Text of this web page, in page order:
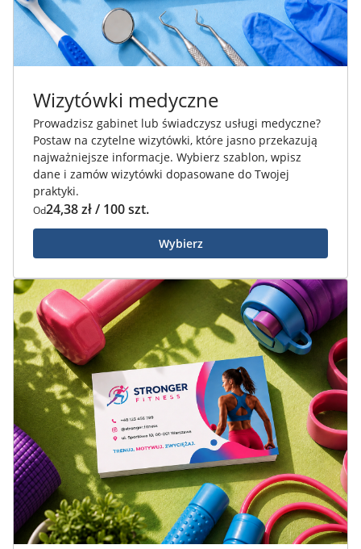
Wizytówki medyczne
Prowadzisz gabinet lub świadczysz usługi medyczne?
Postaw na czytelne wizytówki, które jasno przekazują
najważniejsze informacje. Wybierz szablon, wpisz
dane i zamów wizytówki dopasowane do Twojej
praktyki.
Od24,38 zł / 100 szt.
Wybierz